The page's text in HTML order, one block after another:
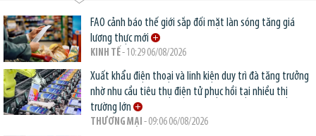
FAO cảnh báo thế giới sắp đối mặt làn sóng tăng giá
lương thực mới
KINH TẾ- 10:29 06/08/2026
Xuất khẩu điện thoại và linh kiện duy trì đà tăng trưởng
nhờ nhu cầu tiêu thụ điện tử phục hồi tại nhiều thị
trường lớn
THƯƠNG MẠI - 09:06 06/08/2026